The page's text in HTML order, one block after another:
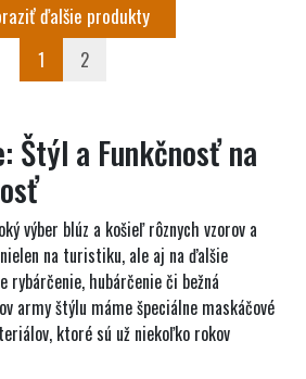
ďalšie produkty
1 2
Štýl a Funkčnosť na
výber blúz a košieľ rôznych vzorov a
na turistiku, ale aj na ďalšie
rybárčenie, hubárčenie či bežná
army štýlu máme špeciálne maskáčové
ktoré sú už niekoľko rokov